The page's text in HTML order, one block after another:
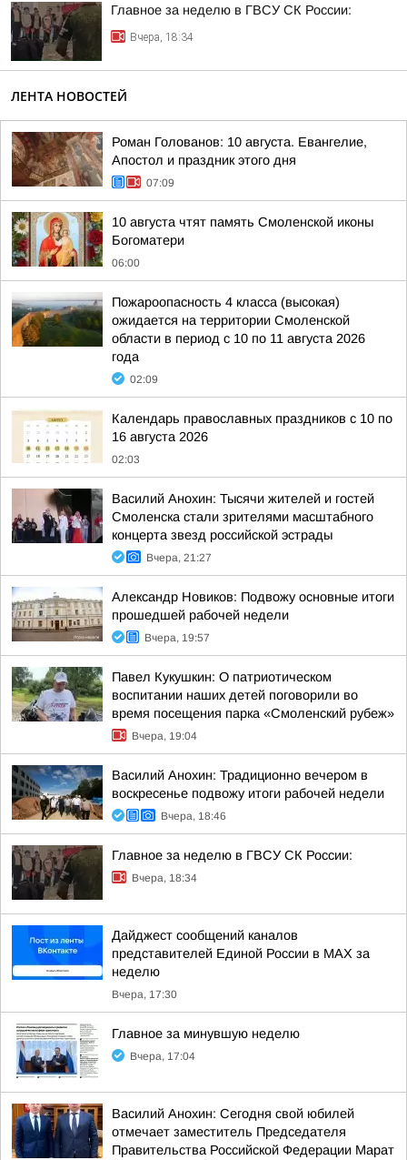
Главное за неделю в ГВСУ СК России:
Вчера, 18:34
ЛЕНТА НОВОСТЕЙ
Роман Голованов: 10 августа. Евангелие,
Апостол и праздник этого дня
07:09
10 августа чтят память Смоленской иконы
Богоматери
06:00
Пожароопасность 4 класса (высокая)
ожидается на территории Смоленской
области в период с 10 по 11 августа 2026
года
02:09
Календарь православных праздников с 10 по
16 августа 2026
02:03
Василий Анохин: Тысячи жителей и гостей
Смоленска стали зрителями масштабного
концерта звезд российской эстрады
Вчера, 21:27
Александр Новиков: Подвожу основные итоги
прошедшей рабочей недели
Вчера, 19:57
Павел Кукушкин: О патриотическом
воспитании наших детей поговорили во
время посещения парка «Смоленский рубеж»
Вчера, 19:04
Василий Анохин: Традиционно вечером в
воскресенье подвожу итоги рабочей недели
Вчера, 18:46
Главное за неделю в ГВСУ СК России:
Вчера, 18:34
Дайджест сообщений каналов
представителей Единой России в МАХ за
неделю
Вчера, 17:30
Главное за минувшую неделю
Вчера, 17:04
Василий Анохин: Сегодня свой юбилей
отмечает заместитель Председателя
Правительства Российской Федерации Марат